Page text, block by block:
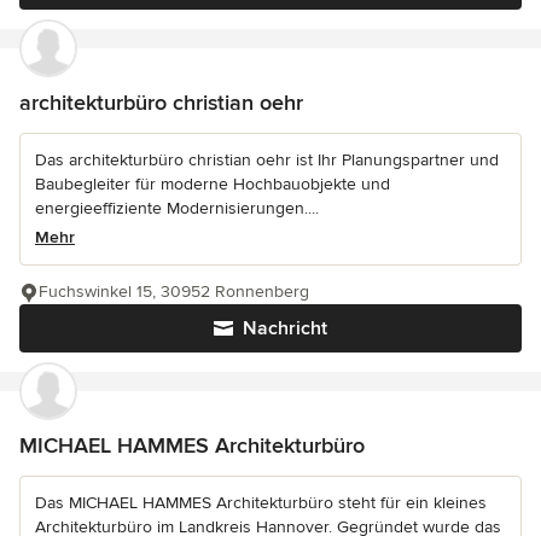
architekturbüro christian oehr
Das architekturbüro christian oehr ist Ihr Planungspartner und
Baubegleiter für moderne Hochbauobjekte und
energieeffiziente Modernisierungen....
Mehr
Nachricht
Fuchswinkel 15, 30952 Ronnenberg
MICHAEL HAMMES Architekturbüro
Das MICHAEL HAMMES Architekturbüro steht für ein kleines
Architekturbüro im Landkreis Hannover. Gegründet wurde das